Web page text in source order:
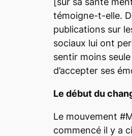
témoigne-t-elle.
publications sur
sociaux lui ont
sentir moins
d’accepter ses
Le début du
Le mouvement
commencé il y a